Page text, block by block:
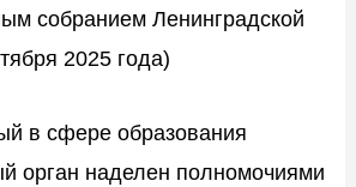
собранием Ленинградской
2025 года)
в сфере образования
орган наделен полномочиями